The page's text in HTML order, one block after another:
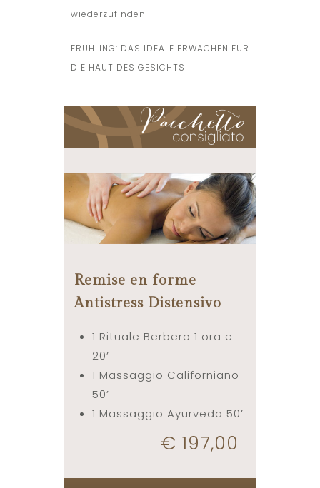
wiederzufinden
FRÜHLING: DAS IDEALE ERWACHEN FÜR
DIE HAUT DES GESICHTS
Remise en forme
Antistress Distensivo
1 Rituale Berbero 1 ora e
20’
1 Massaggio Californiano
50’
1 Massaggio Ayurveda 50’
€ 197,00